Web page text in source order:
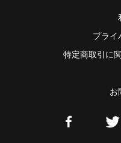
プライ
特定商取引に
お